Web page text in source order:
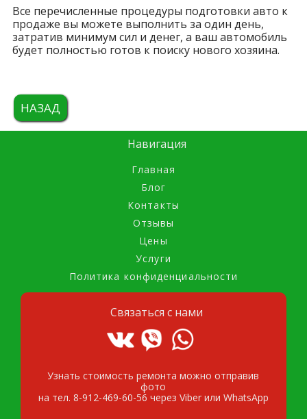
Все перечисленные процедуры подготовки авто к
продаже вы можете выполнить за один день,
затратив минимум сил и денег, а ваш автомобиль
будет полностью готов к поиску нового хозяина.
НАЗАД
Навигация
Главная
Блог
Контакты
Отзывы
Цены
Услуги
Политика конфиденциальности
Связаться с нами
Узнать стоимость ремонта можно отправив
фото
на тел. 8-912-469-60-56 через Viber или WhatsApp